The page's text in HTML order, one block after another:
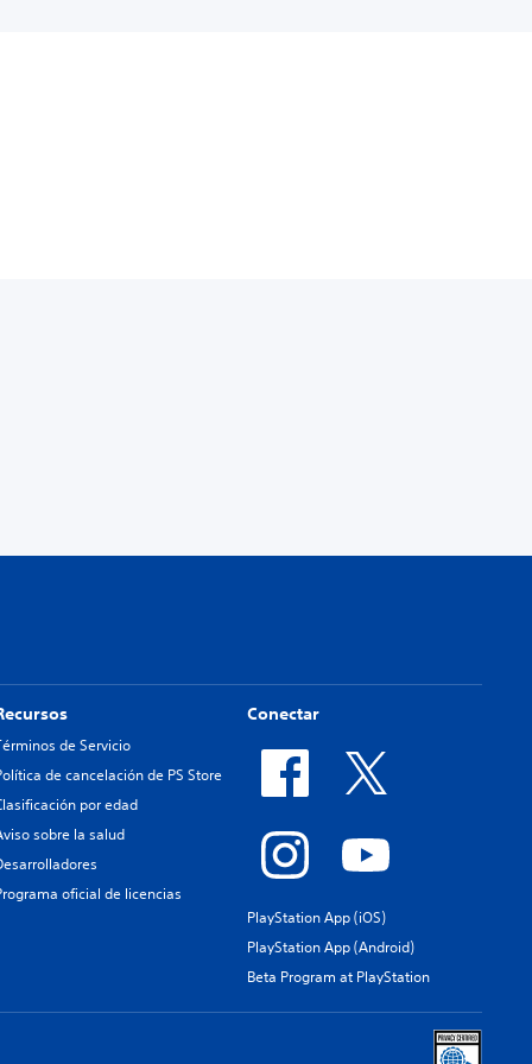
de Servicio
de cancelación de PS Store
por edad
sobre la salud
oficial de licencias
Conectar
PlayStation App (iOS)
PlayStation App (Android)
Beta Program at PlayStation